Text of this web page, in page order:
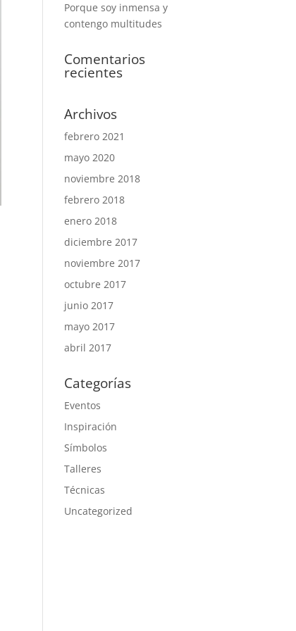
Porque soy inmensa y
contengo multitudes
Comentarios
recientes
Archivos
febrero 2021
mayo 2020
noviembre 2018
febrero 2018
enero 2018
diciembre 2017
noviembre 2017
octubre 2017
junio 2017
mayo 2017
abril 2017
Categorías
Eventos
Inspiración
Símbolos
Talleres
Técnicas
Uncategorized